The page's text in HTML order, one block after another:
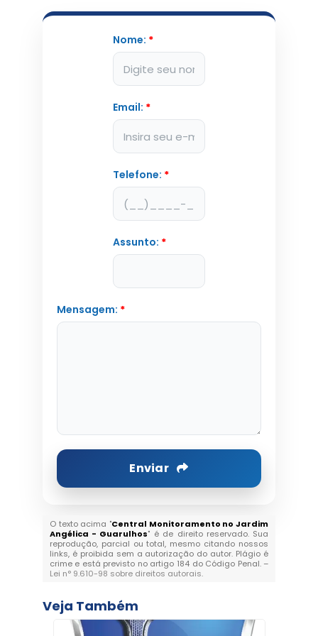
Nome: *
Email: *
Telefone: *
Assunto: *
Mensagem: *
Enviar
O texto acima "Central Monitoramento no Jardim
Angélica - Guarulhos" é de direito reservado. Sua
reprodução, parcial ou total, mesmo citando nossos
links, é proibida sem a autorização do autor. Plágio é
crime e está previsto no artigo 184 do Código Penal. –
Lei n° 9.610-98 sobre direitos autorais.
Veja Também